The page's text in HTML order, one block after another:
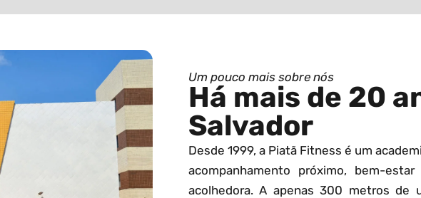
Um pouco mais sobre nós
Há mais de 20
Salvador
Desde 1999, a Piatã Fitness é um
acompanhamento próximo, bem-
acolhedora. A apenas 300 metros de